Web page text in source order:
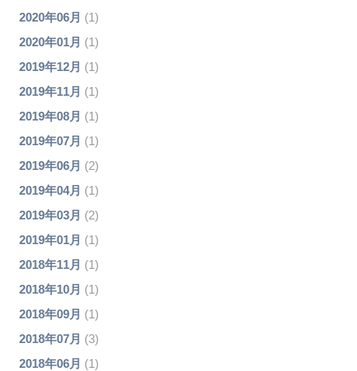
2020年06月 (1)
2020年01月 (1)
2019年12月 (1)
2019年11月 (1)
2019年08月 (1)
2019年07月 (1)
2019年06月 (2)
2019年04月 (1)
2019年03月 (2)
2019年01月 (1)
2018年11月 (1)
2018年10月 (1)
2018年09月 (1)
2018年07月 (3)
2018年06月 (1)